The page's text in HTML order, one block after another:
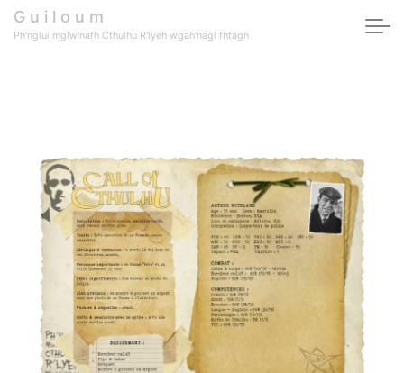
G u i l o u m
Ph'nglui mglw'nafh Cthulhu R'lyeh wgah'nagl fhtagn